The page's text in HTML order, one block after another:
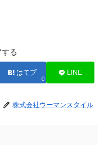
する
はてブ
0
LINE
株式会社ウーマンスタイル